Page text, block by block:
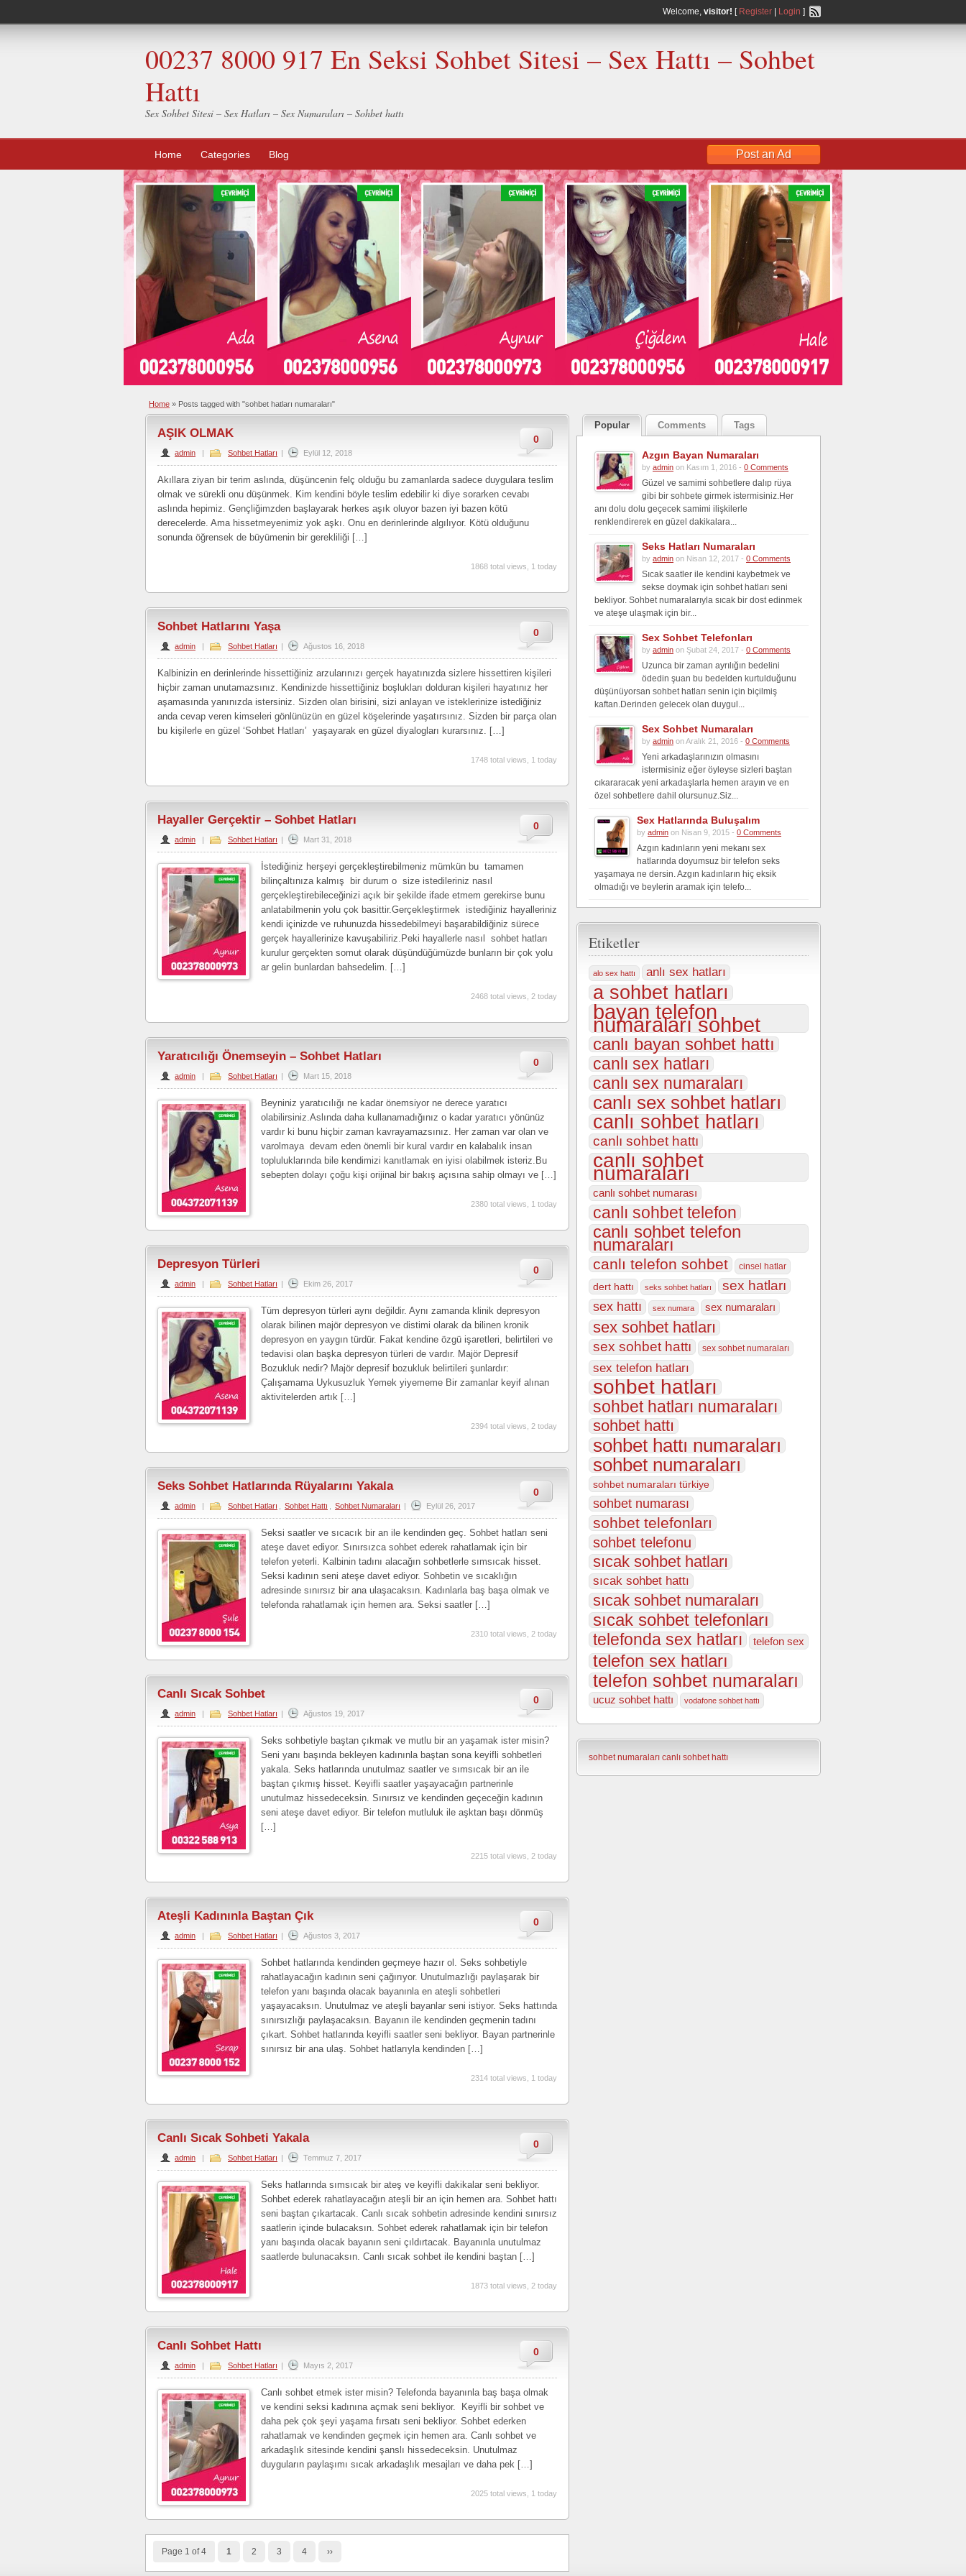
Welcome, visitor! [ Register Login ]
00237 8000 917 En Seksi Sohbet Sitesi – Sex Hattı – Sohbet
Hattı
Sex Sohbet Sitesi – Sex Hatları – Sex Numaraları – Sohbet hattı
Home Categories Blog Post an Ad
Home » Posts tagged with "sohbet hatları numaraları"
0
AŞIK OLMAK
admin | Sohbet Hatları | Eylül 12, 2018
Akıllara ziyan bir terim aslında, düşüncenin felç olduğu bu zamanlarda sadece duygulara teslim
olmak ve sürekli onu düşünmek. Kim kendini böyle teslim edebilir ki diye sorarken cevabı
aslında hepimiz. Gençliğimzden başlayarak herkes aşık oluyor bazen iyi bazen kötü
derecelerde. Ama hissetmeyenimiz yok aşkı. Onu en derinlerinde algılıyor. Kötü olduğunu
sonunda öğrensek de büyümenin bir gerekliliği […]
1868 total views, 1 today
0
Sohbet Hatlarını Yaşa
admin | Sohbet Hatları | Ağustos 16, 2018
Kalbinizin en derinlerinde hissettiğiniz arzularınızı gerçek hayatınızda sizlere hissettiren kişileri
hiçbir zaman unutamazsınız. Kendinizde hissettiğiniz boşlukları dolduran kişileri hayatınız her
aşamasında yanınızda istersiniz. Sizden olan birisini, sizi anlayan ve isteklerinize istediğiniz
anda cevap veren kimseleri gönlünüzün en güzel köşelerinde yaşatırsınız. Sizden bir parça olan
bu kişilerle en güzel ‘Sohbet Hatları’ yaşayarak en güzel diyalogları kurarsınız. […]
1748 total views, 1 today
0
Hayaller Gerçektir – Sohbet Hatları
admin | Sohbet Hatları | Mart 31, 2018
İstediğiniz herşeyi gerçekleştirebilmeniz mümkün bu tamamen
bilinçaltınıza kalmış bir durum o size istedileriniz nasıl
gerçekleştirebileceğinizi açık bir şekilde ifade etmem gerekirse bunu
anlatabilmenin yolu çok basittir.Gerçekleştirmek istediğiniz hayalleriniz
kendi içinizde ve ruhunuzda hissedebilmeyi başarabildiğiniz sürece
gerçek hayallerinize kavuşabiliriz.Peki hayallerle nasıl sohbet hatları
kurulur gerçekten somut olarak düşündüğümüzde bunların bir çok yolu
ar gelin bunlardan bahsedelim. […]
2468 total views, 2 today
0
Yaratıcılığı Önemseyin – Sohbet Hatları
admin | Sohbet Hatları | Mart 15, 2018
Beyniniz yaratıcılığı ne kadar önemsiyor ne derece yaratıcı
olabilirsiniz.Aslında daha kullanamadığınız o kadar yaratıcı yönünüz
vardır ki bunu hiçbir zaman kavrayamazsınız. Her zaman var olan ve
varolmaya devam eden önemli bir kural vardır en kalabalık insan
topluluklarında bile kendimizi kanıtlamak en iyisi olabilmek isteriz.Bu
sebepten dolayı çoğu kişi orijinal bir bakış açısına sahip olmayı ve […]
2380 total views, 1 today
0
Depresyon Türleri
admin | Sohbet Hatları | Ekim 26, 2017
Tüm depresyon türleri aynı değildir. Aynı zamanda klinik depresyon
olarak bilinen majör depresyon ve distimi olarak da bilinen kronik
depresyon en yaygın türdür. Fakat kendine özgü işaretleri, belirtileri ve
tedavisi olan başka depresyon türleri de vardır. Majör Depresif
Bozukluk nedir? Majör depresif bozukluk belirtileri şunlardır:
Çalışamama Uykusuzluk Yemek yiyememe Bir zamanlar keyif alınan
aktivitelerden artık […]
2394 total views, 2 today
0
Seks Sohbet Hatlarında Rüyalarını Yakala
admin | Sohbet Hatları Sohbet Hattı Sohbet Numaraları | Eylül 26, 2017
Seksi saatler ve sıcacık bir an ile kendinden geç. Sohbet hatları seni
ateşe davet ediyor. Sınırsızca sohbet ederek rahatlamak için bir
telefon yeterli. Kalbinin tadını alacağın sohbetlerle sımsıcak hisset.
Seksi kadının seni ateşe davet ediyor. Sohbetin ve sıcaklığın
adresinde sınırsız bir ana ulaşacaksın. Kadınlarla baş başa olmak ve
telefonda rahatlamak için hemen ara. Seksi saatler […]
2310 total views, 2 today
0
Canlı Sıcak Sohbet
admin | Sohbet Hatları | Ağustos 19, 2017
Seks sohbetiyle baştan çıkmak ve mutlu bir an yaşamak ister misin?
Seni yanı başında bekleyen kadınınla baştan sona keyifli sohbetleri
yakala. Seks hatlarında unutulmaz saatler ve sımsıcak bir an ile
baştan çıkmış hisset. Keyifli saatler yaşayacağın partnerinle
unutulmaz hissedeceksin. Sınırsız ve kendinden geçeceğin kadının
seni ateşe davet ediyor. Bir telefon mutluluk ile aşktan başı dönmüş
[…]
2215 total views, 2 today
0
Ateşli Kadınınla Baştan Çık
admin | Sohbet Hatları | Ağustos 3, 2017
Sohbet hatlarında kendinden geçmeye hazır ol. Seks sohbetiyle
rahatlayacağın kadının seni çağırıyor. Unutulmazlığı paylaşarak bir
telefon yanı başında olacak bayanınla en ateşli sohbetleri
yaşayacaksın. Unutulmaz ve ateşli bayanlar seni istiyor. Seks hattında
sınırsızlığı paylaşacaksın. Bayanın ile kendinden geçmenin tadını
çıkart. Sohbet hatlarında keyifli saatler seni bekliyor. Bayan partnerinle
sınırsız bir ana ulaş. Sohbet hatlarıyla kendinden […]
2314 total views, 1 today
0
Canlı Sıcak Sohbeti Yakala
admin | Sohbet Hatları | Temmuz 7, 2017
Seks hatlarında sımsıcak bir ateş ve keyifli dakikalar seni bekliyor.
Sohbet ederek rahatlayacağın ateşli bir an için hemen ara. Sohbet hattı
seni baştan çıkartacak. Canlı sıcak sohbetin adresinde kendini sınırsız
saatlerin içinde bulacaksın. Sohbet ederek rahatlamak için bir telefon
yanı başında olacak bayanın seni çıldırtacak. Bayanınla unutulmaz
saatlerde bulunacaksın. Canlı sıcak sohbet ile kendini baştan […]
1873 total views, 2 today
0
Canlı Sohbet Hattı
admin | Sohbet Hatları | Mayıs 2, 2017
Canlı sohbet etmek ister misin? Telefonda bayanınla baş başa olmak
ve kendini seksi kadınına açmak seni bekliyor. Keyifli bir sohbet ve
daha pek çok şeyi yaşama fırsatı seni bekliyor. Sohbet ederken
rahatlamak ve kendinden geçmek için hemen ara. Canlı sohbet ve
arkadaşlık sitesinde kendini şanslı hissedeceksin. Unutulmaz
duyguların paylaşımı sıcak arkadaşlık mesajları ve daha pek […]
2025 total views, 1 today
Page 1 of 4 1 2 3 4 ››
Popular Comments Tags
Azgın Bayan Numaraları
by admin on Kasım 1, 2016 - 0 Comments
Güzel ve samimi sohbetlere dalıp rüya
gibi bir sohbete girmek istermisiniz.Her
anı dolu dolu geçecek samimi ilişkilerle
renklendirerek en güzel dakikalara...
Seks Hatları Numaraları
by admin on Nisan 12, 2017 - 0 Comments
Sıcak saatler ile kendini kaybetmek ve
sekse doymak için sohbet hatları seni
bekliyor. Sohbet numaralarıyla sıcak bir dost edinmek
ve ateşe ulaşmak için bir...
Sex Sohbet Telefonları
by admin on Şubat 24, 2017 - 0 Comments
Uzunca bir zaman ayrılığın bedelini
ödedin şuan bu bedelden kurtulduğunu
düşünüyorsan sohbet hatları senin için biçilmiş
kaftan.Derinden gelecek olan duygul...
Sex Sohbet Numaraları
by admin on Aralık 21, 2016 - 0 Comments
Yeni arkadaşlarınızın olmasını
istermisiniz eğer öyleyse sizleri baştan
cıkararacak yeni arkadaşlarla hemen arayın ve en
özel sohbetlere dahil olursunuz.Siz...
Sex Hatlarında Buluşalım
by admin on Nisan 9, 2015 - 0 Comments
Azgın kadınların yeni mekanı sex
hatlarında doyumsuz bir telefon seks
yaşamaya ne dersin. Azgın kadınların hiç eksik
olmadığı ve beylerin aramak için telefo...
Etiketler
alo sex hattı anlı sex hatları
a sohbet hatları
bayan telefon
numaraları sohbet
canlı bayan sohbet hattı
canlı sex hatları
canlı sex numaraları
canlı sex sohbet hatları
canlı sohbet hatları
canlı sohbet hattı
canlı sohbet
numaraları
canlı sohbet numarası
canlı sohbet telefon
canlı sohbet telefon
numaraları
canlı telefon sohbet cinsel hatlar
dert hattı seks sohbet hatları sex hatları
sex hattı sex numara sex numaraları
sex sohbet hatları
sex sohbet hattı sex sohbet numaraları
sex telefon hatları
sohbet hatları
sohbet hatları numaraları
sohbet hattı
sohbet hattı numaraları
sohbet numaraları
sohbet numaraları türkiye
sohbet numarası
sohbet telefonları
sohbet telefonu
sıcak sohbet hatları
sıcak sohbet hattı
sıcak sohbet numaraları
sıcak sohbet telefonları
telefonda sex hatları
telefon sex
telefon sex hatları
telefon sohbet numaraları
ucuz sohbet hattı vodafone sohbet hattı
sohbet numaraları canlı sohbet hattı